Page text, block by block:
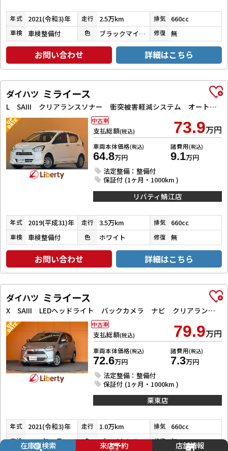
年式 2021(令和3)年 走行 2.5万km 排気 660cc
車検 車検整備付 色 ブラックマイカメタリック 修復 無
お問い合わせ 詳細はこちら
ダイハツ ミライース
L SAIII クリアランスソナー 衝突被害軽減システム オートマチックハイビーム キーレスエントリー アイドリングストップ CVT ABS ESC CD ミュージックプレイヤー接続可 エアコン
支払総額(税込) 73.9万円
車両本体価格(税込)
64.8万円
諸費用(税込)
9.1万円
法定整備：整備付
保証付 (1ヶ月・1000km )
中古車
リバティ鯖江店
年式 2019(平成31)年 走行 3.5万km 排気 660cc
車検 車検整備付 色 ホワイト 修復 無
お問い合わせ 詳細はこちら
ダイハツ ミライース
X SAIII LEDヘッドライト バックカメラ ナビ クリアランスソナー 衝突被害軽減システム オートマチックハイビーム オートライト キーレスエントリー アイドリングストップ 電動格納ミラー CVT ESC CD
支払総額(税込) 79.9万円
車両本体価格(税込)
72.6万円
諸費用(税込)
7.3万円
法定整備：整備付
保証付 (1ヶ月・1000km )
中古車
栗東店
年式 2021(令和3)年 走行 1.0万km 排気 660cc
車検 2026年10月 色 ブライトシルバーメタリック 修復 無
在庫車検索 来店予約 店舗情報